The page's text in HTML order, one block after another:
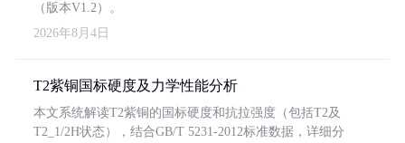
（版本V1.2）。
2026年8月4日
T2紫铜国标硬度及力学性能分析
本文系统解读T2紫铜的国标硬度和抗拉强度（包括T2及
T2_1/2H状态），结合GB/T 5231-2012标准数据，详细分